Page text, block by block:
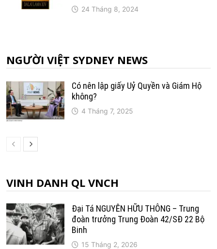
24 Tháng 8, 2024
NGƯỜI VIỆT SYDNEY NEWS
Có nên lập giấy Uỷ Quyền và Giám Hộ
không?
4 Tháng 7, 2025
VINH DANH QL VNCH
Đại Tá NGUYỄN HỮU THÔNG – Trung
đoàn trưởng Trung Ðoàn 42/SÐ 22 Bộ
Binh
15 Tháng 2, 2026